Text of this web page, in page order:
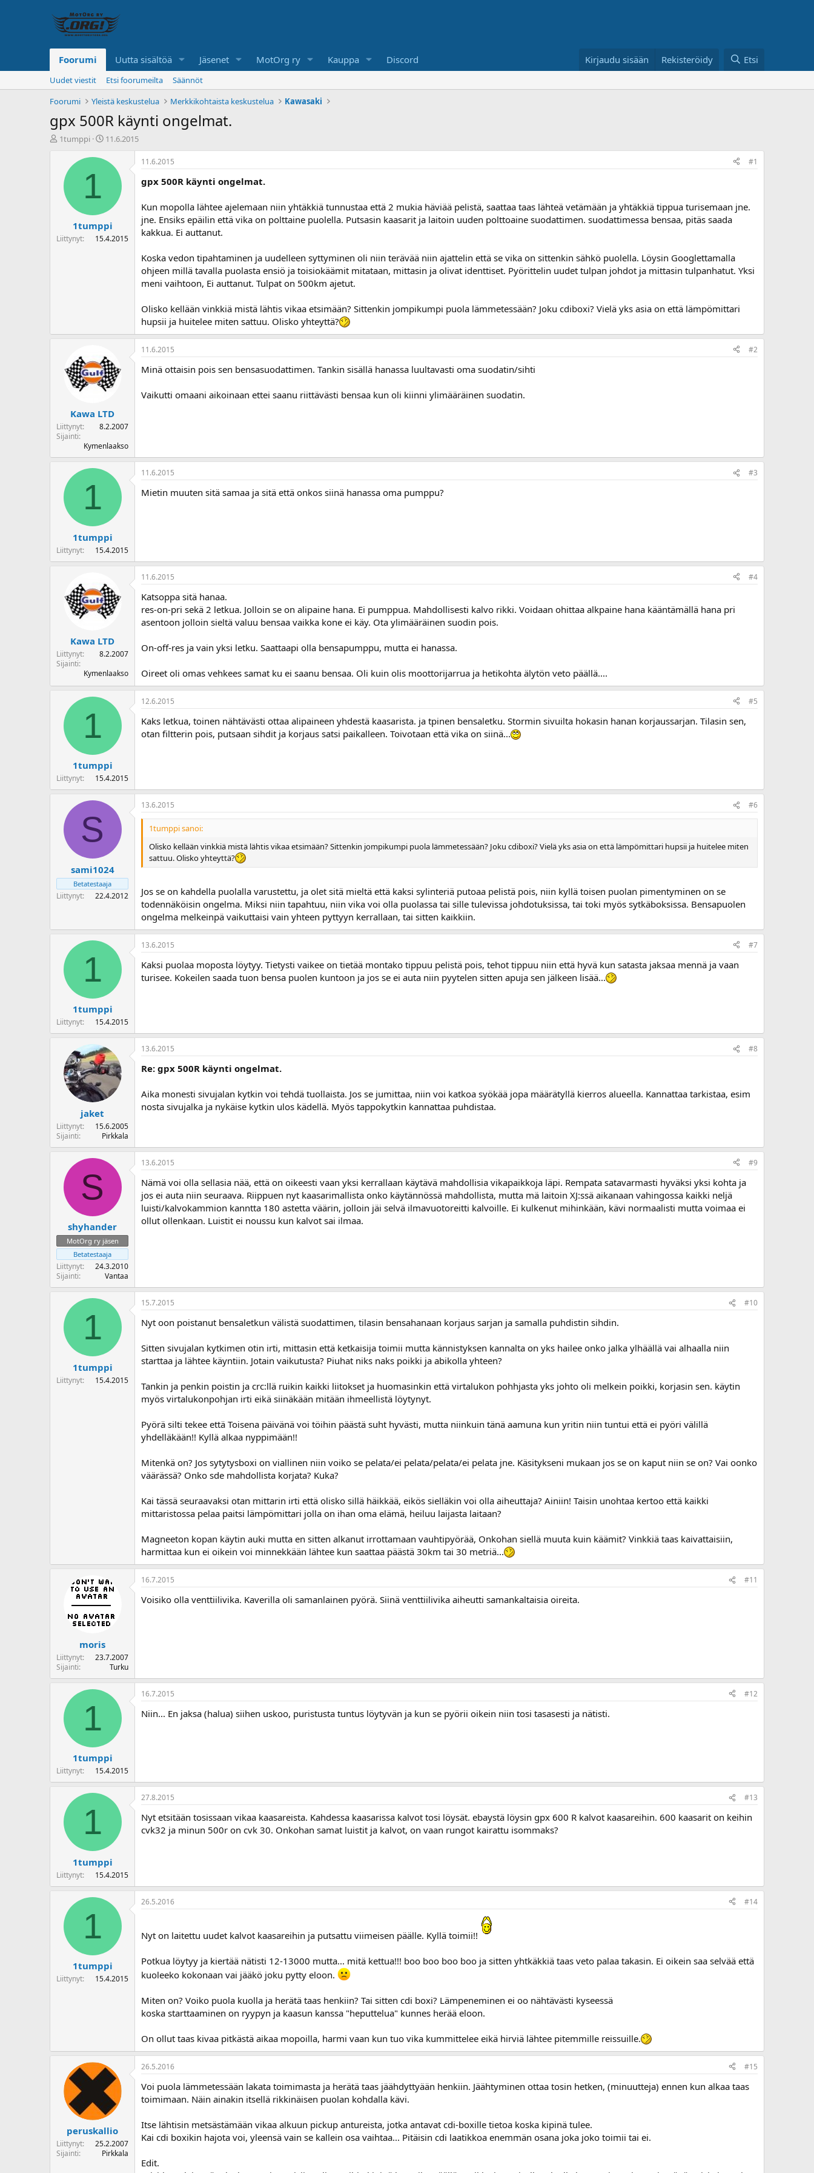
Foorumi Uutta sisältöä Jäsenet MotOrg ry Kauppa Discord Kirjaudu sisään Rekisteröidy Etsi
Uudet viestit Etsi foorumeilta
Säännöt
Foorumi
Yleistä keskustelua Merkkikohtaista keskustelua Kawasaki
gpx 500R käynti ongelmat.
K
u
j
1tumppi
A
o
p
ä
i
11.6.2015
1
1tumppi
Liittynyt 15.4.2015
11.6.2015 #1
gpx 500R käynti ongelmat.
Kun mopolla lähtee ajelemaan niin yhtäkkiä tunnustaa että 2 mukia häviää pelistä, saattaa taas lähteä vetämään ja yhtäkkiä tippua turisemaan jne.
jne. Ensiks epäilin että vika on polttaine puolella. Putsasin kaasarit ja laitoin uuden polttoaine suodattimen. suodattimessa bensaa, pitäs saada
kakkua. Ei auttanut.
Koska vedon tipahtaminen ja uudelleen syttyminen oli niin terävää niin ajattelin että se vika on sittenkin sähkö puolella. Löysin Googlettamalla
ohjeen millä tavalla puolasta ensiö ja toisiokäämit mitataan, mittasin ja olivat identtiset. Pyörittelin uudet tulpan johdot ja mittasin tulpanhatut. Yksi
meni vaihtoon, Ei auttanut. Tulpat on 500km ajetut.
Olisko kellään vinkkiä mistä lähtis vikaa etsimään? Sittenkin jompikumpi puola lämmetessään? Joku cdiboxi? Vielä yks asia on että lämpömittari
hupsii ja huitelee miten sattuu. Olisko yhteyttä?
Kawa LTD
Liittynyt
8.2.2007
Sijainti
Kymenlaakso
11.6.2015 #2
Minä ottaisin pois sen bensasuodattimen. Tankin sisällä hanassa luultavasti oma suodatin/sihti
Vaikutti omaani aikoinaan ettei saanu riittävästi bensaa kun oli kiinni ylimääräinen suodatin.
1
1tumppi
Liittynyt 15.4.2015
11.6.2015 #3
Mietin muuten sitä samaa ja sitä että onkos siinä hanassa oma pumppu?
Kawa LTD
Liittynyt
8.2.2007
Sijainti
Kymenlaakso
11.6.2015 #4
Katsoppa sitä hanaa.
res-on-pri sekä 2 letkua. Jolloin se on alipaine hana. Ei pumppua. Mahdollisesti kalvo rikki. Voidaan ohittaa alkpaine hana kääntämällä hana pri
asentoon jolloin sieltä valuu bensaa vaikka kone ei käy. Ota ylimääräinen suodin pois.
On-off-res ja vain yksi letku. Saattaapi olla bensapumppu, mutta ei hanassa.
Oireet oli omas vehkees samat ku ei saanu bensaa. Oli kuin olis moottorijarrua ja hetikohta älytön veto päällä....
1
1tumppi
Liittynyt 15.4.2015
12.6.2015 #5
Kaks letkua, toinen nähtävästi ottaa alipaineen yhdestä kaasarista. ja tpinen bensaletku. Stormin sivuilta hokasin hanan korjaussarjan. Tilasin sen,
otan filtterin pois, putsaan sihdit ja korjaus satsi paikalleen. Toivotaan että vika on siinä...
S
sami1024
Betatestaaja
Liittynyt 22.4.2012
13.6.2015 #6
1tumppi sanoi:
Olisko kellään vinkkiä mistä lähtis vikaa etsimään? Sittenkin jompikumpi puola lämmetessään? Joku cdiboxi? Vielä yks asia on että lämpömittari hupsii ja huitelee miten
sattuu. Olisko yhteyttä?
Jos se on kahdella puolalla varustettu, ja olet sitä mieltä että kaksi sylinteriä putoaa pelistä pois, niin kyllä toisen puolan pimentyminen on se
todennäköisin ongelma. Miksi niin tapahtuu, niin vika voi olla puolassa tai sille tulevissa johdotuksissa, tai toki myös sytkäboksissa. Bensapuolen
ongelma melkeinpä vaikuttaisi vain yhteen pyttyyn kerrallaan, tai sitten kaikkiin.
1
1tumppi
Liittynyt 15.4.2015
13.6.2015 #7
Kaksi puolaa moposta löytyy. Tietysti vaikee on tietää montako tippuu pelistä pois, tehot tippuu niin että hyvä kun satasta jaksaa mennä ja vaan
turisee. Kokeilen saada tuon bensa puolen kuntoon ja jos se ei auta niin pyytelen sitten apuja sen jälkeen lisää...
jaket
Liittynyt
15.6.2005
Sijainti
Pirkkala
13.6.2015 #8
Re: gpx 500R käynti ongelmat.
Aika monesti sivujalan kytkin voi tehdä tuollaista. Jos se jumittaa, niin voi katkoa syökää jopa määrätyllä kierros alueella. Kannattaa tarkistaa, esim
nosta sivujalka ja nykäise kytkin ulos kädellä. Myös tappokytkin kannattaa puhdistaa.
S
shyhander
MotOrg ry jäsen
Betatestaaja
Liittynyt
24.3.2010
Sijainti
Vantaa
13.6.2015 #9
Nämä voi olla sellasia nää, että on oikeesti vaan yksi kerrallaan käytävä mahdollisia vikapaikkoja läpi. Rempata satavarmasti hyväksi yksi kohta ja
jos ei auta niin seuraava. Riippuen nyt kaasarimallista onko käytännössä mahdollista, mutta mä laitoin XJ:ssä aikanaan vahingossa kaikki neljä
luisti/kalvokammion kanntta 180 astetta väärin, jolloin jäi selvä ilmavuotoreitti kalvoille. Ei kulkenut mihinkään, kävi normaalisti mutta voimaa ei
ollut ollenkaan. Luistit ei noussu kun kalvot sai ilmaa.
1
1tumppi
Liittynyt 15.4.2015
15.7.2015 #10
Nyt oon poistanut bensaletkun välistä suodattimen, tilasin bensahanaan korjaus sarjan ja samalla puhdistin sihdin.
Sitten sivujalan kytkimen otin irti, mittasin että ketkaisija toimii mutta kännistyksen kannalta on yks hailee onko jalka ylhäällä vai alhaalla niin
starttaa ja lähtee käyntiin. Jotain vaikutusta? Piuhat niks naks poikki ja abikolla yhteen?
Tankin ja penkin poistin ja crc:llä ruikin kaikki liitokset ja huomasinkin että virtalukon pohhjasta yks johto oli melkein poikki, korjasin sen. käytin
myös virtalukonpohjan irti eikä siinäkään mitään ihmeellistä löytynyt.
Pyörä silti tekee että Toisena päivänä voi töihin päästä suht hyvästi, mutta niinkuin tänä aamuna kun yritin niin tuntui että ei pyöri välillä
yhdelläkään!! Kyllä alkaa nyppimään!!
Mitenkä on? Jos sytytysboxi on viallinen niin voiko se pelata/ei pelata/pelata/ei pelata jne. Käsitykseni mukaan jos se on kaput niin se on? Vai oonko
väärässä? Onko sde mahdollista korjata? Kuka?
Kai tässä seuraavaksi otan mittarin irti että olisko sillä häikkää, eikös sielläkin voi olla aiheuttaja? Ainiin! Taisin unohtaa kertoo että kaikki
mittaristossa pelaa paitsi lämpömittari jolla on ihan oma elämä, heiluu laijasta laitaan?
Magneeton kopan käytin auki mutta en sitten alkanut irrottamaan vauhtipyörää, Onkohan siellä muuta kuin käämit? Vinkkiä taas kaivattaisiin,
harmittaa kun ei oikein voi minnekkään lähtee kun saattaa päästä 30km tai 30 metriä...
moris
Liittynyt
23.7.2007
Sijainti
Turku
16.7.2015 #11
Voisiko olla venttiilivika. Kaverilla oli samanlainen pyörä. Siinä venttiilivika aiheutti samankaltaisia oireita.
1
1tumppi
Liittynyt 15.4.2015
16.7.2015 #12
Niin... En jaksa (halua) siihen uskoo, puristusta tuntus löytyvän ja kun se pyörii oikein niin tosi tasasesti ja nätisti.
1
1tumppi
Liittynyt 15.4.2015
27.8.2015 #13
Nyt etsitään tosissaan vikaa kaasareista. Kahdessa kaasarissa kalvot tosi löysät. ebaystä löysin gpx 600 R kalvot kaasareihin. 600 kaasarit on keihin
cvk32 ja minun 500r on cvk 30. Onkohan samat luistit ja kalvot, on vaan rungot kairattu isommaks?
1
1tumppi
Liittynyt 15.4.2015
26.5.2016 #14
Nyt on laitettu uudet kalvot kaasareihin ja putsattu viimeisen päälle. Kyllä toimii!!
Potkua löytyy ja kiertää nätisti 12-13000 mutta... mitä kettua!!! boo boo boo boo ja sitten yhtkäkkiä taas veto palaa takasin. Ei oikein saa selvää että
kuoleeko kokonaan vai jääkö joku pytty eloon.
Miten on? Voiko puola kuolla ja herätä taas henkiin? Tai sitten cdi boxi? Lämpeneminen ei oo nähtävästi kyseessä
koska starttaaminen on ryypyn ja kaasun kanssa "heputtelua" kunnes herää eloon.
On ollut taas kivaa pitkästä aikaa mopoilla, harmi vaan kun tuo vika kummittelee eikä hirviä lähtee pitemmille reissuille.
peruskallio
Liittynyt
25.2.2007
Sijainti
Pirkkala
26.5.2016 #15
Voi puola lämmetessään lakata toimimasta ja herätä taas jäähdyttyään henkiin. Jäähtyminen ottaa tosin hetken, (minuutteja) ennen kun alkaa taas
toimimaan. Näin ainakin itsellä rikkinäisen puolan kohdalla kävi.
Itse lähtisin metsästämään vikaa alkuun pickup antureista, jotka antavat cdi-boxille tietoa koska kipinä tulee.
Kai cdi boxikin hajota voi, yleensä vain se kallein osa vaihtaa... Pitäisin cdi laatikkoa enemmän osana joka joko toimii tai ei.
Edit.